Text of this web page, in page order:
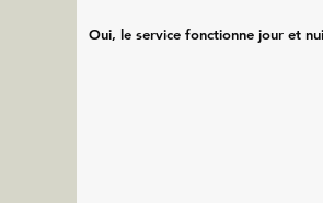
Oui, le service fonctionne jour et